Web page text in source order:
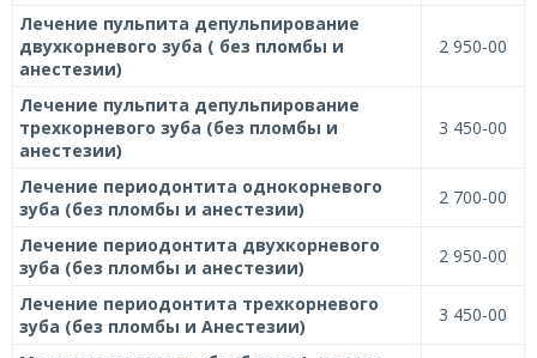
Лечение пульпита депульпирование
двухкорневого зуба ( без пломбы и
анестезии)
2 950-00
Лечение пульпита депульпирование
трехкорневого зуба (без пломбы и
анестезии)
3 450-00
Лечение периодонтита однокорневого
зуба (без пломбы и анестезии)
2 700-00
Лечение периодонтита двухкорневого
зуба (без пломбы и анестезии)
2 950-00
Лечение периодонтита трехкорневого
зуба (без пломбы и Анестезии)
3 450-00